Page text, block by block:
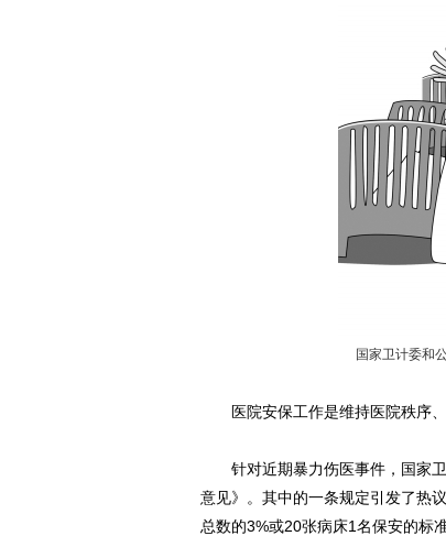
国家卫计委和
医院安保工作是维持医院秩序、
针对近期暴力伤医事件，国家卫
意见》。其中的一条规定引发了热
总数的3%或20张病床1名保安的标准